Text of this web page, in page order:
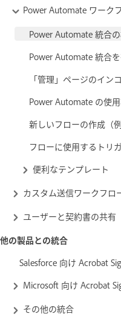
Power Automate ワーク
Power Automate 統合
Power Automate 統合
「管理」ページのイン
Power Automate の使
新しいフローの作成（例
フローに使用するトリ
便利なテンプレート
カスタム送信ワークフロ
ユーザーと契約書の共有
他の製品との統合
Salesforce 向け Acrobat
Microsoft 向け Acrobat
その他の統合